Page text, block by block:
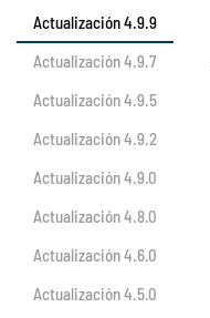
Actualización 4.9.9
Actualización 4.9.7
Actualización 4.9.5
Actualización 4.9.2
Actualización 4.9.0
Actualización 4.8.0
Actualización 4.6.0
Actualización 4.5.0